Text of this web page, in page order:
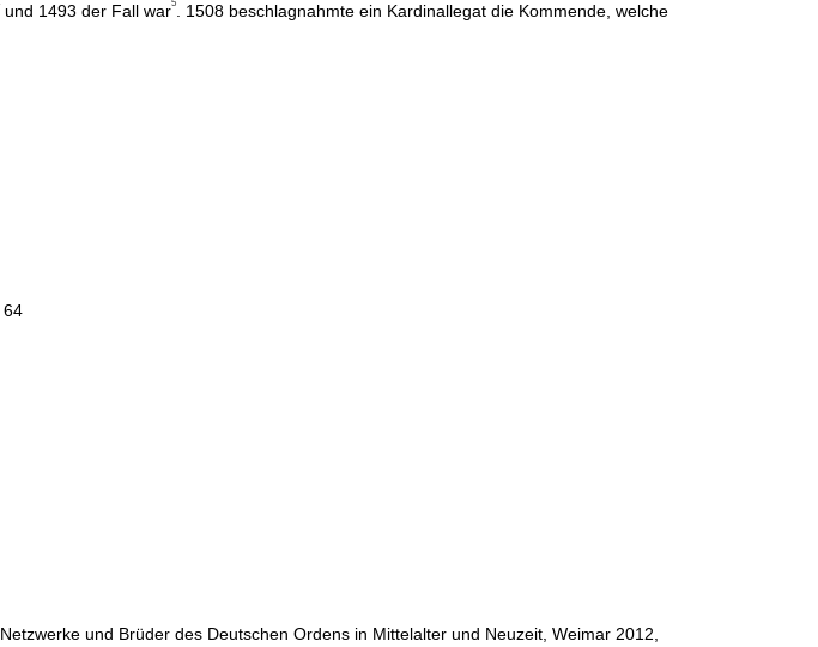
und 1493 der Fall war5
. 1508 beschlagnahmte ein Kardinallegat die Kommende, welche
64
und Brüder des Deutschen Ordens in Mittelalter und Neuzeit, Weimar 2012,